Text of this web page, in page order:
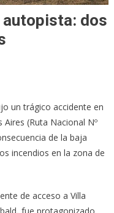
autopista: dos
un trágico accidente en
(Ruta Nacional Nº
de la baja
incendios en la zona de
de acceso a Villa